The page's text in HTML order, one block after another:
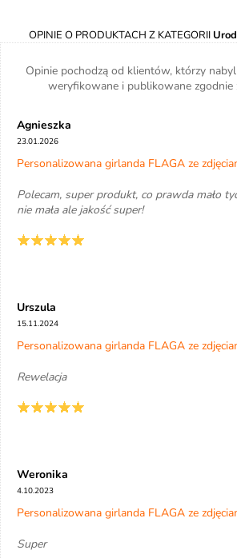
OPINIE O PRODUKTACH Z KATEGORII
Opinie pochodzą od klientów, którzy
weryfikowane i publikowane zgodnie
Agnieszka
23.01.2026
Personalizowana girlanda FLAGA ze
Polecam, super produkt, co prawda mało
nie mała ale jakość super!
Urszula
15.11.2024
Personalizowana girlanda FLAGA ze
Rewelacja
Weronika
4.10.2023
Personalizowana girlanda FLAGA ze
Super